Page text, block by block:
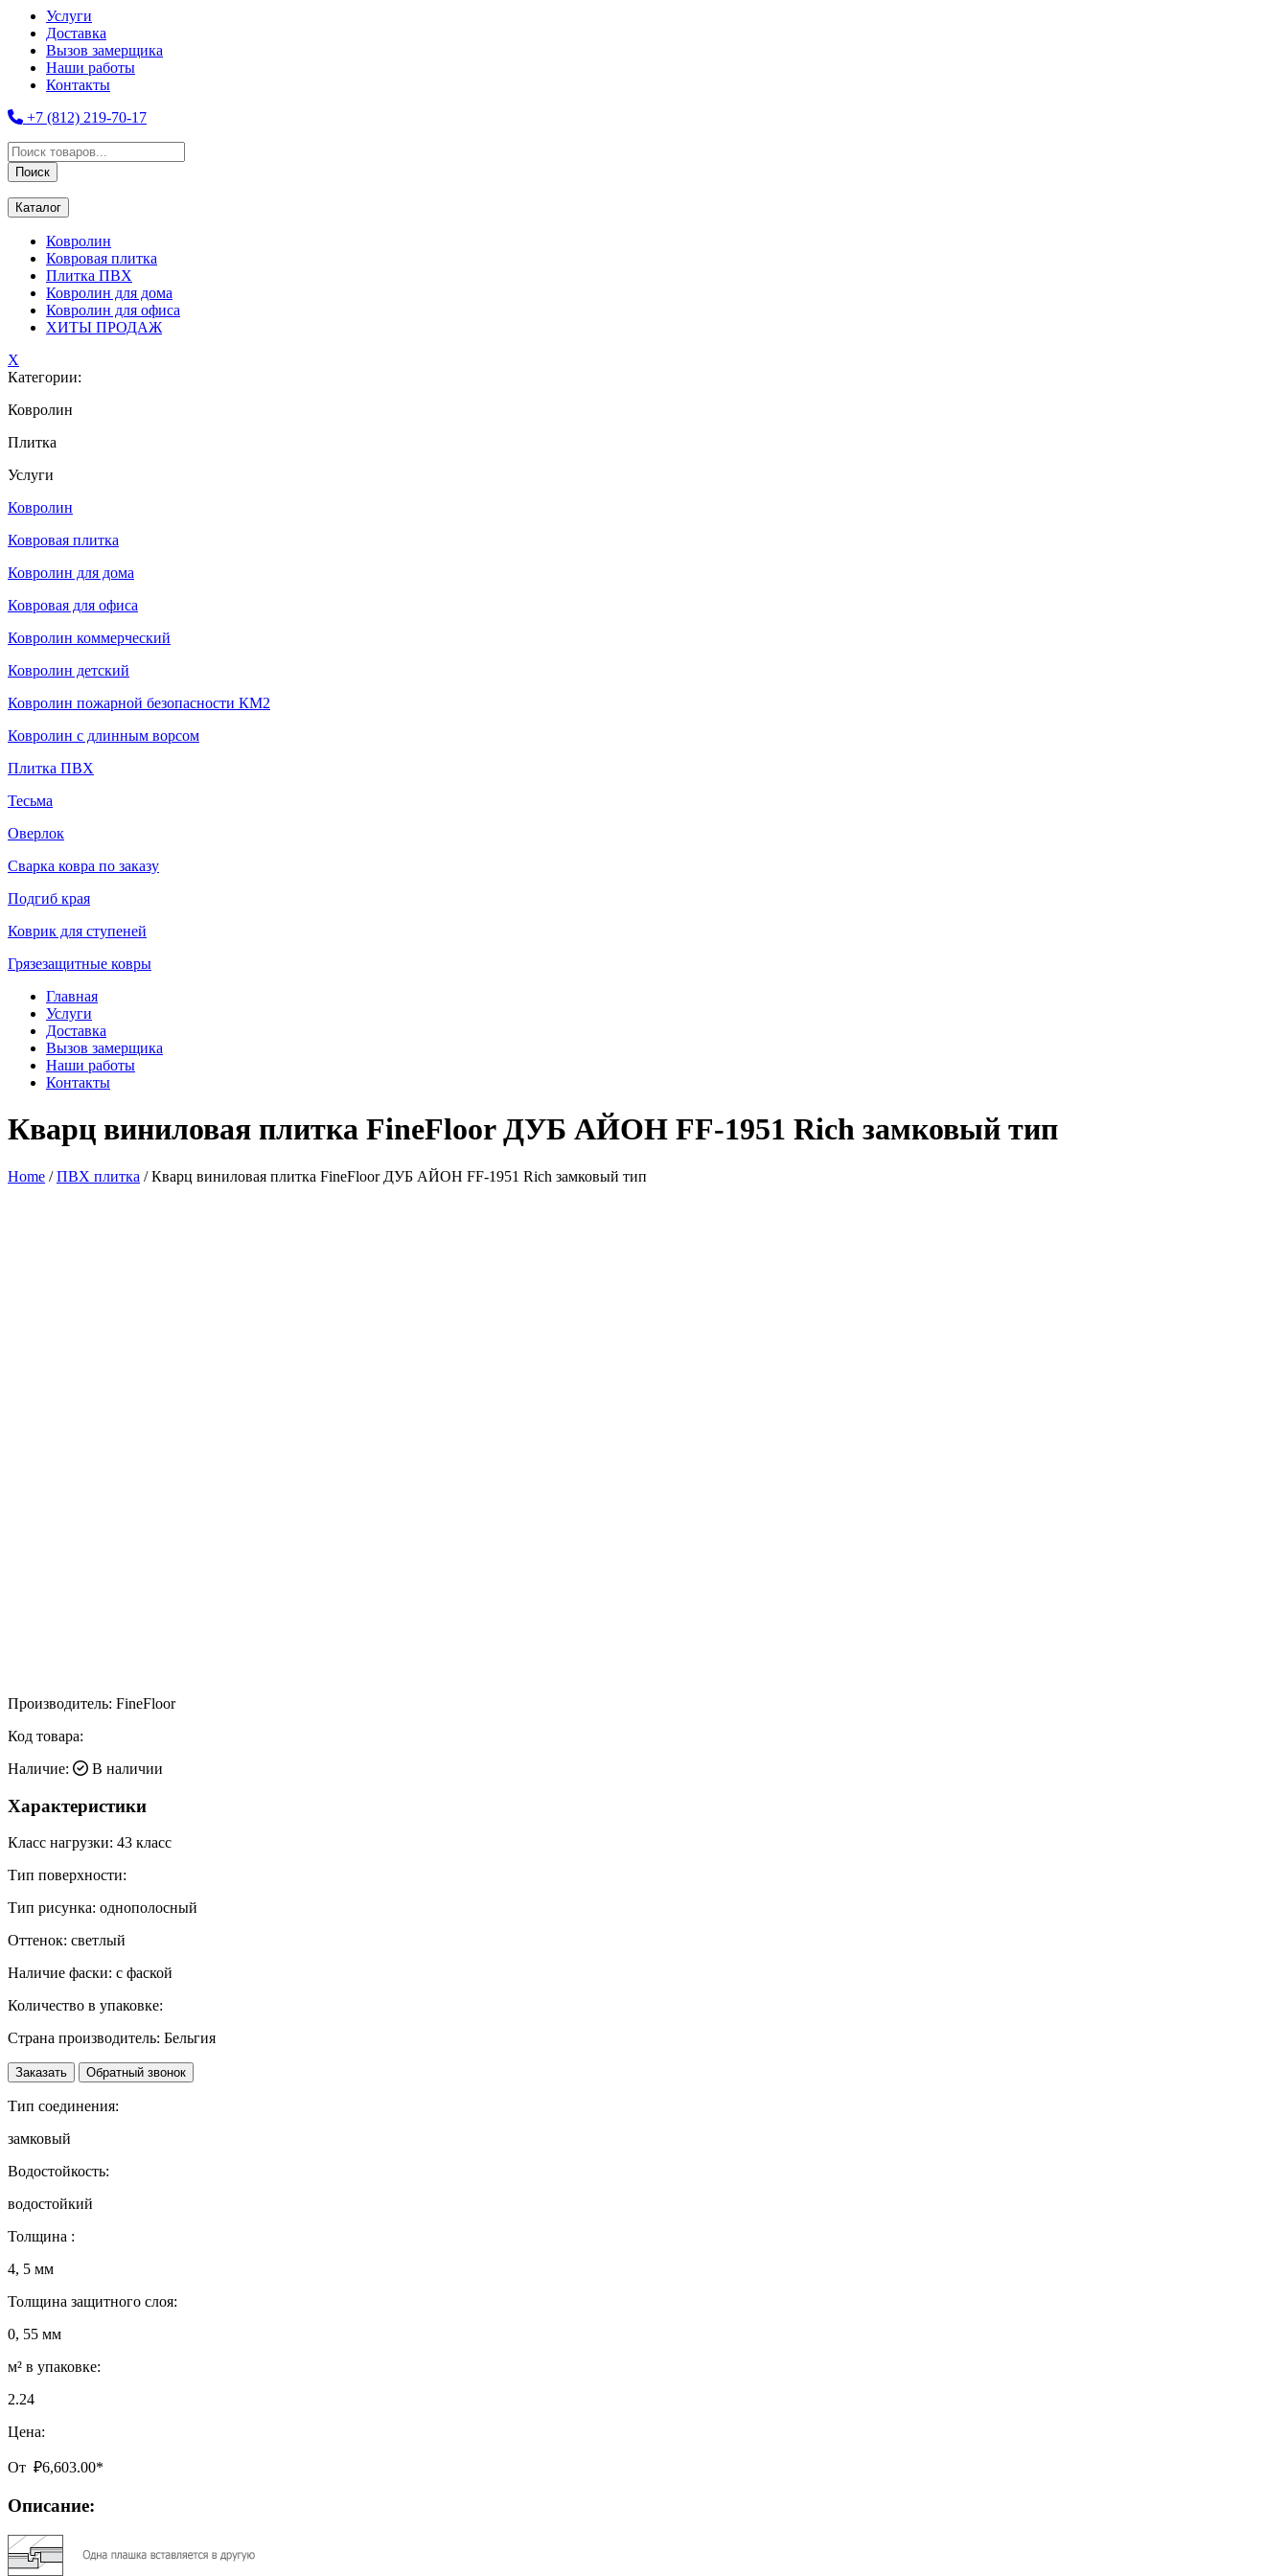
Услуги
Доставка
Вызов замерщика
Наши работы
Контакты
+7 (812) 219-70-17
Поиск
товаров
Поиск
Каталог
Ковролин
Ковровая плитка
Плитка ПВХ
Ковролин для дома
Ковролин для офиса
ХИТЫ ПРОДАЖ
X
Категории:
Ковролин
Плитка
Услуги
Ковролин
Ковровая плитка
Ковролин для дома
Ковровая для офиса
Ковролин коммерческий
Ковролин детский
Ковролин пожарной безопасности КМ2
Ковролин с длинным ворсом
Плитка ПВХ
Тесьма
Оверлок
Сварка ковра по заказу
Подгиб края
Коврик для ступеней
Грязезащитные ковры
Главная
Услуги
Доставка
Вызов замерщика
Наши работы
Контакты
Кварц виниловая плитка FineFloor ДУБ АЙОН FF-1951 Rich замковый тип
Home /ПВХ плитка / Кварц виниловая плитка FineFloor ДУБ АЙОН FF-1951 Rich замковый тип
Производитель: FineFloor
Код товара:
Наличие:
В наличии
Характеристики
Класс нагрузки: 43 класс
Тип поверхности:
Тип рисунка: однополосный
Оттенок: светлый
Наличие фаски: с фаской
Количество в упаковке:
Страна производитель: Бельгия
Заказать Обратный звонок
Тип соединения:
замковый
Водостойкость:
водостойкий
Толщина :
4, 5 мм
Толщина защитного слоя:
0, 55 мм
м² в упаковке:
2.24
Цена:
От ₽6,603.00*
Описание: